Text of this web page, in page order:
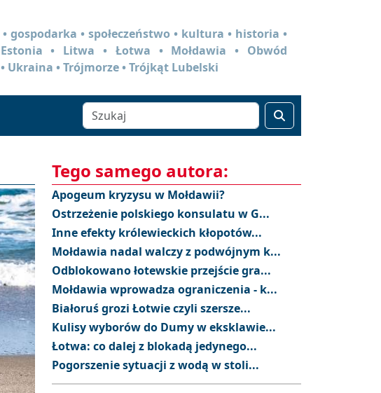
gospodarka • społeczeństwo • kultura • historia •
• Litwa • Łotwa • Mołdawia • Obwód
Ukraina • Trójmorze • Trójkąt Lubelski
Tego samego autora:
Apogeum kryzysu w Mołdawii?
Ostrzeżenie polskiego konsulatu w G...
Inne efekty królewieckich kłopotów...
Mołdawia nadal walczy z podwójnym k...
Odblokowano łotewskie przejście gra...
Mołdawia wprowadza ograniczenia - k...
Białoruś grozi Łotwie czyli szersze...
Kulisy wyborów do Dumy w eksklawie...
Łotwa: co dalej z blokadą jedynego...
Pogorszenie sytuacji z wodą w stoli...